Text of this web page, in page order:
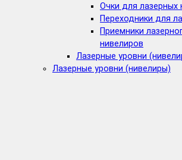
Очки для лазерных
Переходники для
Приемники
нивелиров
Лазерные уровни
Лазерные уровни (нивелиры)